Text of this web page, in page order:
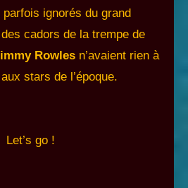
ignorés du grand
cadors de la trempe de
Rowles n’avaient rien à
stars de l’époque.
Let’s go !